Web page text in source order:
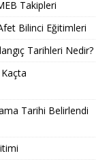
Takipleri
Bilinci Eğitimleri
Tarihleri Nedir?
Tarihi Belirlendi